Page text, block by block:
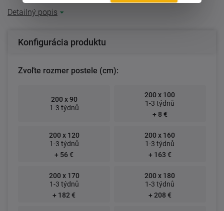
Detailný popis
Konfigurácia produktu
Zvoľte rozmer postele (cm):
200 x 90
1-3 týdnů
200 x 100
1-3 týdnů
+ 8 €
200 x 120
1-3 týdnů
+ 56 €
200 x 160
1-3 týdnů
+ 163 €
200 x 170
1-3 týdnů
+ 182 €
200 x 180
1-3 týdnů
+ 208 €